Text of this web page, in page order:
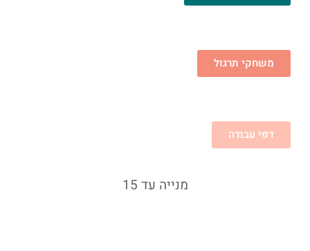
משחקי תרגול
דפי עבודה
מנייה עד 15